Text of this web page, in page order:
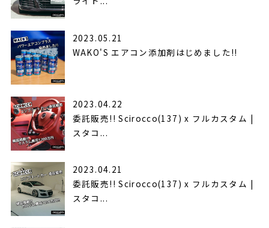
2023.05.21
WAKO'S エアコン添加剤はじめました!!
2023.04.22
委託販売!! Scirocco(137) x フルカスタム |
スタコ...
2023.04.21
委託販売!! Scirocco(137) x フルカスタム |
スタコ...